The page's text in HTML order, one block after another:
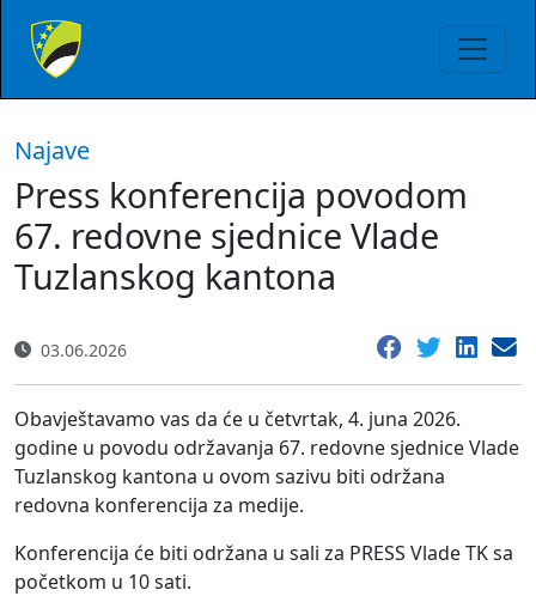
Najave
Press konferencija povodom
67. redovne sjednice Vlade
Tuzlanskog kantona
03.06.2026
Obavještavamo vas da će u četvrtak, 4. juna 2026.
godine u povodu održavanja 67. redovne sjednice Vlade
Tuzlanskog kantona u ovom sazivu biti održana
redovna konferencija za medije.
Konferencija će biti održana u sali za PRESS Vlade TK sa
početkom u 10 sati.